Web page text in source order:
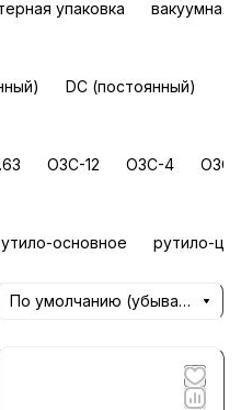
упаковка вакуумная
DC (постоянный)
ОЗС-12 ОЗС-4
основное рутило-
По умолчанию (убывание)